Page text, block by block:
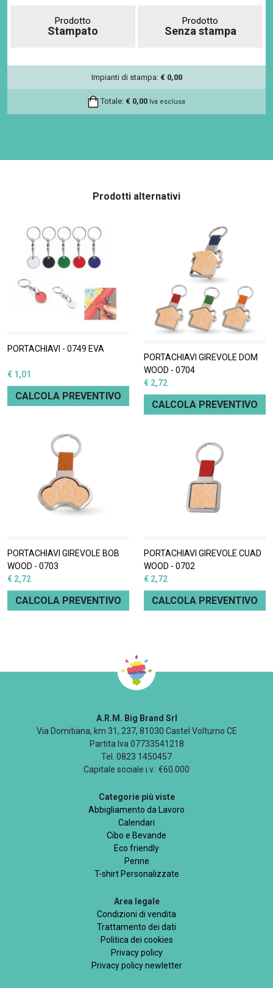
Prodotto
Stampato
Prodotto
Senza stampa
Impianti di stampa: € 0,00
Totale: € 0,00 Iva esclusa
Prodotti alternativi
PORTACHIAVI - 0749 EVA
€ 1,01
CALCOLA PREVENTIVO
PORTACHIAVI GIREVOLE DOM
WOOD - 0704
€ 2,72
CALCOLA PREVENTIVO
PORTACHIAVI GIREVOLE BOB
WOOD - 0703
€ 2,72
CALCOLA PREVENTIVO
PORTACHIAVI GIREVOLE CUAD
WOOD - 0702
€ 2,72
CALCOLA PREVENTIVO
A.R.M. Big Brand Srl
Via Domitiana, km 31, 237, 81030 Castel Volturno CE
Partita Iva 07733541218
Tel. 0823 1450457
Capitale sociale i.v.: €60.000
Categorie più viste
Abbigliamento da Lavoro
Calendari
Cibo e Bevande
Eco friendly
Penne
T-shirt Personalizzate
Area legale
Condizioni di vendita
Trattamento dei dati
Politica dei cookies
Privacy policy
Privacy policy newletter